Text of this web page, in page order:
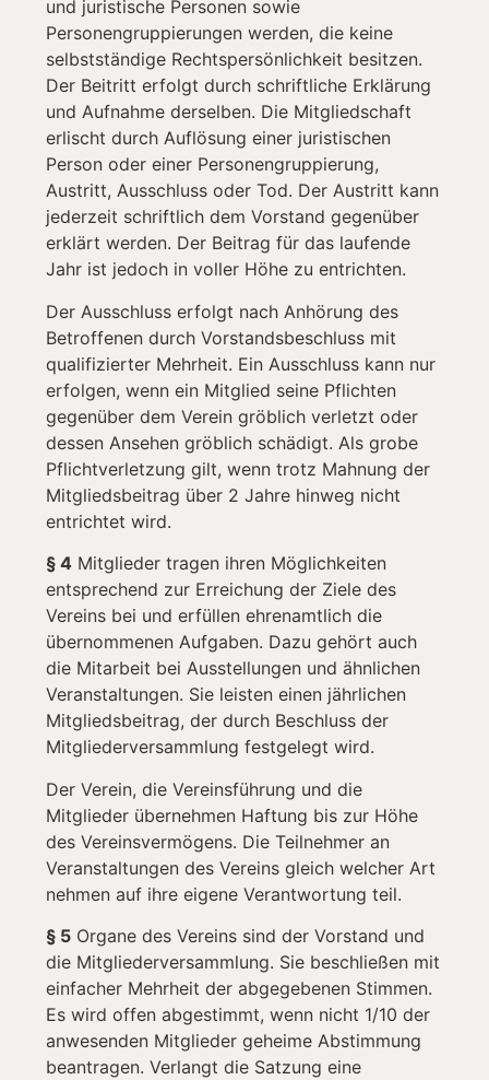
und juristische Personen sowie
Personengruppierungen werden, die keine
selbstständige Rechtspersönlichkeit besitzen.
Der Beitritt erfolgt durch schriftliche Erklärung
und Aufnahme derselben. Die Mitgliedschaft
erlischt durch Auflösung einer juristischen
Person oder einer Personengruppierung,
Austritt, Ausschluss oder Tod. Der Austritt kann
jederzeit schriftlich dem Vorstand gegenüber
erklärt werden. Der Beitrag für das laufende
Jahr ist jedoch in voller Höhe zu entrichten.
Der Ausschluss erfolgt nach Anhörung des
Betroffenen durch Vorstandsbeschluss mit
qualifizierter Mehrheit. Ein Ausschluss kann nur
erfolgen, wenn ein Mitglied seine Pflichten
gegenüber dem Verein gröblich verletzt oder
dessen Ansehen gröblich schädigt. Als grobe
Pflichtverletzung gilt, wenn trotz Mahnung der
Mitgliedsbeitrag über 2 Jahre hinweg nicht
entrichtet wird.
§ 4 Mitglieder tragen ihren Möglichkeiten
entsprechend zur Erreichung der Ziele des
Vereins bei und erfüllen ehrenamtlich die
übernommenen Aufgaben. Dazu gehört auch
die Mitarbeit bei Ausstellungen und ähnlichen
Veranstaltungen. Sie leisten einen jährlichen
Mitgliedsbeitrag, der durch Beschluss der
Mitgliederversammlung festgelegt wird.
Der Verein, die Vereinsführung und die
Mitglieder übernehmen Haftung bis zur Höhe
des Vereinsvermögens. Die Teilnehmer an
Veranstaltungen des Vereins gleich welcher Art
nehmen auf ihre eigene Verantwortung teil.
§ 5 Organe des Vereins sind der Vorstand und
die Mitgliederversammlung. Sie beschließen mit
einfacher Mehrheit der abgegebenen Stimmen.
Es wird offen abgestimmt, wenn nicht 1/10 der
anwesenden Mitglieder geheime Abstimmung
beantragen. Verlangt die Satzung eine